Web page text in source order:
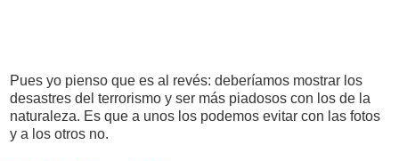
Pues yo pienso que es al revés: deberíamos mostrar los
desastres del terrorismo y ser más piadosos con los de la
naturaleza. Es que a unos los podemos evitar con las fotos
y a los otros no.